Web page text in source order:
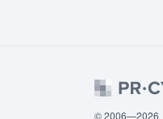
© 2006—2026